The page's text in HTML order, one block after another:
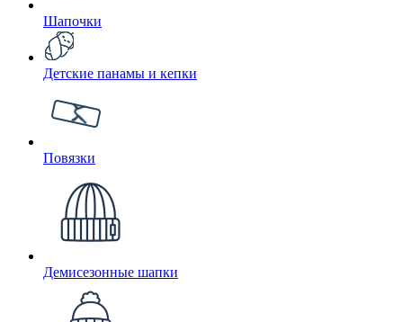
Шапочки
Детские панамы и кепки
Повязки
Демисезонные шапки